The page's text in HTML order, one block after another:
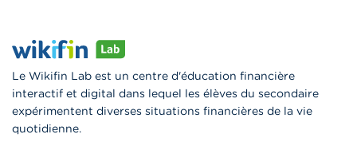
Le Wikifin Lab est un centre d'éducation financière
interactif et digital dans lequel les élèves du secondaire
expérimentent diverses situations financières de la vie
quotidienne.